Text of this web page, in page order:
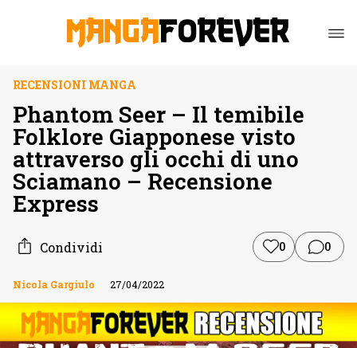
RECENSIONI MANGA
Phantom Seer – Il temibile
Folklore Giapponese visto
attraverso gli occhi di uno
Sciamano – Recensione
Express
Condividi 0 0
Nicola Gargiulo 27/04/2022